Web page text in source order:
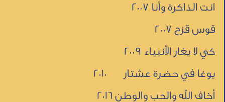
انت الذاكرة وأنا 2007
قوس قزح 2007
كي لا يغار الأنبياء 2009
يوغا في حضرة عشتار 2010
أخاف الله والحب والوطن 2016